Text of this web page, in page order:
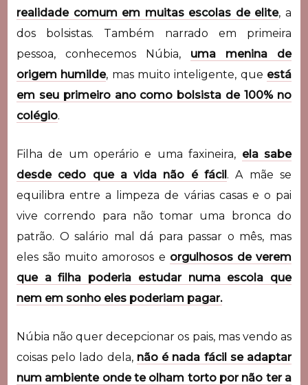
realidade comum em muitas escolas de elite, a
dos bolsistas. Também narrado em primeira
pessoa, conhecemos Núbia, uma menina de
origem humilde, mas muito inteligente, que está
em seu primeiro ano como bolsista de 100% no
colégio.
Filha de um operário e uma faxineira, ela sabe
desde cedo que a vida não é fácil. A mãe se
equilibra entre a limpeza de várias casas e o pai
vive correndo para não tomar uma bronca do
patrão. O salário mal dá para passar o mês, mas
eles são muito amorosos e orgulhosos de verem
que a filha poderia estudar numa escola que
nem em sonho eles poderiam pagar.
Núbia não quer decepcionar os pais, mas vendo as
coisas pelo lado dela, não é nada fácil se adaptar
num ambiente onde te olham torto por não ter a